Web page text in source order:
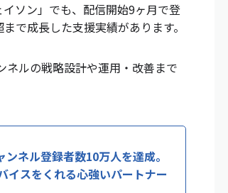
ソン」でも、配信開始9ヶ月で登
で成長した支援実績があります。
ルの戦略設計や運用・改善まで
ネル登録者数10万人を達成。
イスをくれる心強いパートナー